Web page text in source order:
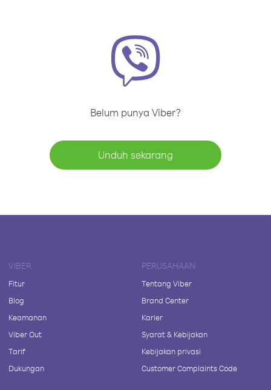
Belum punya Viber?
Unduh sekarang
VIBER
Fitur
Blog
Keamanan
Viber Out
Tarif
Dukungan
PERUSAHAAN
Tentang Viber
Brand Center
Karier
Syarat & Kebijakan
Kebijakan privasi
Customer Complaints Code